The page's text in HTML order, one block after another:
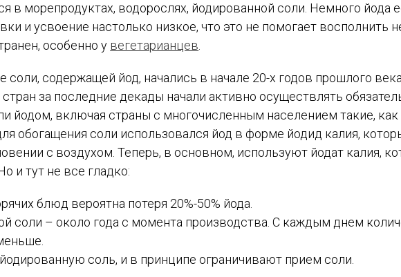
в морепродуктах, водорослях, йодированной соли. Немного йода
и усвоение настолько низкое, что это не помогает восполнить
особенно у вегетарианцев
соли, содержащей йод, начались в начале 20-х годов прошлого
за последние декады начали активно осуществлять
йодом, включая страны с многочисленным населением такие, как
обогащения соли использовался йод в форме йодид калия,
с воздухом. Теперь, в основном, используют йодат калия,
и тут не все гладко:
блюд вероятна потеря 20%-50% йода.
соли – около года с момента производства. С каждым днем
соль, и в принципе ограничивают прием соли.